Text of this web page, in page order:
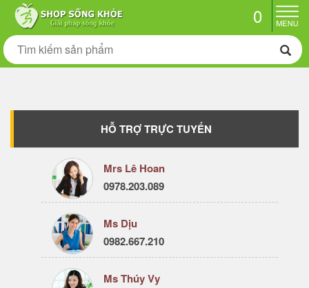
0
HỖ TRỢ TRỰC TUYẾN
Mrs Lê Hoan
0978.203.089
Ms Dịu
0982.667.210
Ms Thúy Vy